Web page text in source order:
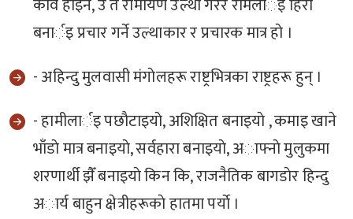
कवि हाेइन, उ त रामायण उल्था गरेर रामलार्इ हिराे
बनार्इ प्रचार गर्ने उल्थाकार र प्रचारक मात्र हाे ।
- अहिन्दु मुलवासी मंगाेलहरू राष्ट्रभित्रका राष्ट्रहरू हुन् ।
- हामीलार्इ पछाैटाइयाे, अशिक्षित बनाइयाे , कमाइ खाने
भाँडाे मात्र बनाइयाे, सर्वहारा बनाइयाे, अाफ्नाे मुलुकमा
शरणार्थी झैँ बनाइयाे किन कि, राजनैतिक बागडाेर हिन्दु
अार्य बाहुन क्षेत्रीहरूकाे हातमा पर्याे ।